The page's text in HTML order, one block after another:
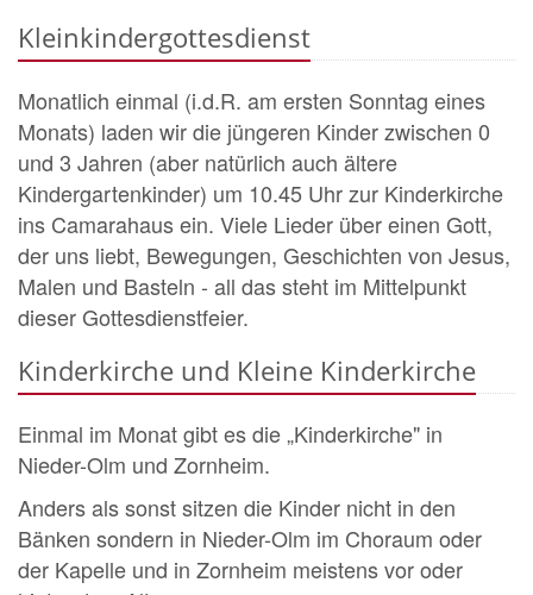
Kleinkindergottesdienst
Monatlich einmal (i.d.R. am ersten Sonntag eines
Monats) laden wir die jüngeren Kinder zwischen 0
und 3 Jahren (aber natürlich auch ältere
Kindergartenkinder) um 10.45 Uhr zur Kinderkirche
ins Camarahaus ein. Viele Lieder über einen Gott,
der uns liebt, Bewegungen, Geschichten von Jesus,
Malen und Basteln - all das steht im Mittelpunkt
dieser Gottesdienstfeier.
Kinderkirche und Kleine Kinderkirche
Einmal im Monat gibt es die „Kinderkirche" in
Nieder-Olm und Zornheim.
Anders als sonst sitzen die Kinder nicht in den
Bänken sondern in Nieder-Olm im Choraum oder
der Kapelle und in Zornheim meistens vor oder